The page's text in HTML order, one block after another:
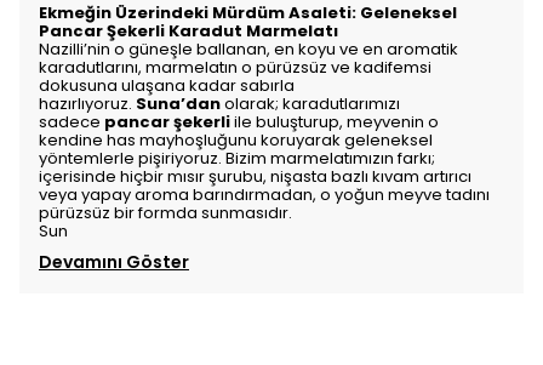
Ekmeğin Üzerindeki Mürdüm Asaleti: Geleneksel
Pancar Şekerli Karadut Marmelatı
Nazilli’nin o güneşle ballanan, en koyu ve en aromatik
karadutlarını, marmelatın o pürüzsüz ve kadifemsi
dokusuna ulaşana kadar sabırla
hazırlıyoruz. Suna’danolarak; karadutlarımızı
sadece pancar şekerliile buluşturup, meyvenin o
kendine has mayhoşluğunu koruyarak geleneksel
yöntemlerle pişiriyoruz. Bizim marmelatımızın farkı;
içerisinde hiçbir mısır şurubu, nişasta bazlı kıvam artırıcı
veya yapay aroma barındırmadan, o yoğun meyve tadını
pürüzsüz bir formda sunmasıdır.
Sun
Devamını Göster